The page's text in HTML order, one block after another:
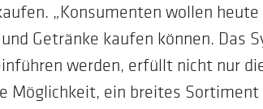
„Konsumenten wollen
Getränke kaufen können. Das
werden, erfüllt nicht nur
Möglichkeit, ein breites